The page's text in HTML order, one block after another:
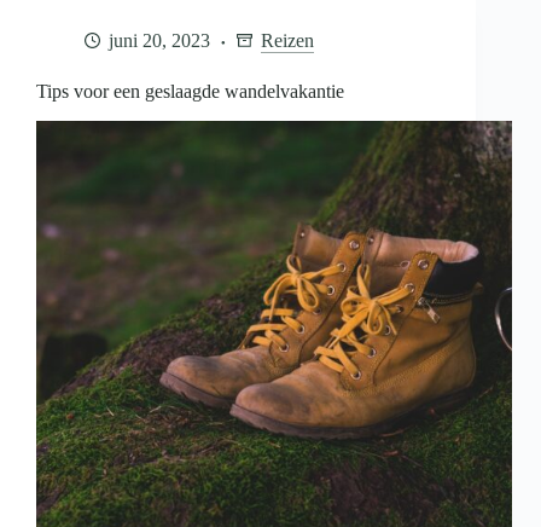
juni 20, 2023 Reizen
Tips voor een geslaagde wandelvakantie